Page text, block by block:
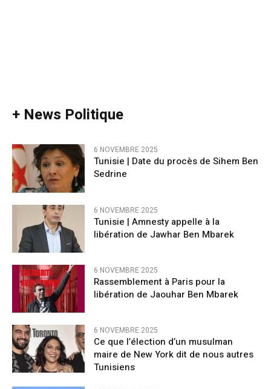
+ News Politique
6 NOVEMBRE 2025
Tunisie | Date du procès de Sihem Ben
Sedrine
6 NOVEMBRE 2025
Tunisie | Amnesty appelle à la
libération de Jawhar Ben Mbarek
6 NOVEMBRE 2025
Rassemblement à Paris pour la
libération de Jaouhar Ben Mbarek
6 NOVEMBRE 2025
Ce que l’élection d’un musulman
maire de New York dit de nous autres
Tunisiens